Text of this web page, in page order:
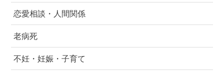
は私はよく頑張っているよ､とか､優しいね、とか言われ
ますが、 慰めて欲しいんではなく、解決策が欲しいん
です。 解決策をください。 私が妹に言い返す言葉と
か、反抗する妹を大人しくする方法とか。 お願いしま
きだから一緒にいるんだし、結婚にこだわるのっておか
しくないか」 と言われてしまいました。 結婚にこだわ
る私がおかしいのでしょうか。 彼が言うように好きで
一緒にいるんだから、それでいいのでしょうか。 どう
したら良いのでしょうか。
恋愛相談・人間関係
老病死
不妊・妊娠・子育て